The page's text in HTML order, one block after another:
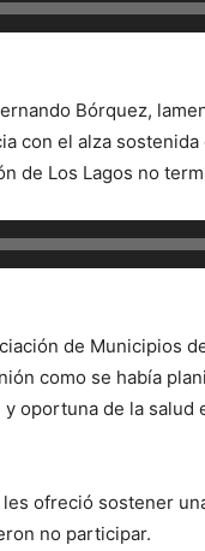
Bórquez,
con el alza
de Los Lagos no
de Municipios
como se había
oportuna de la salud
ofreció sostener
no participar.